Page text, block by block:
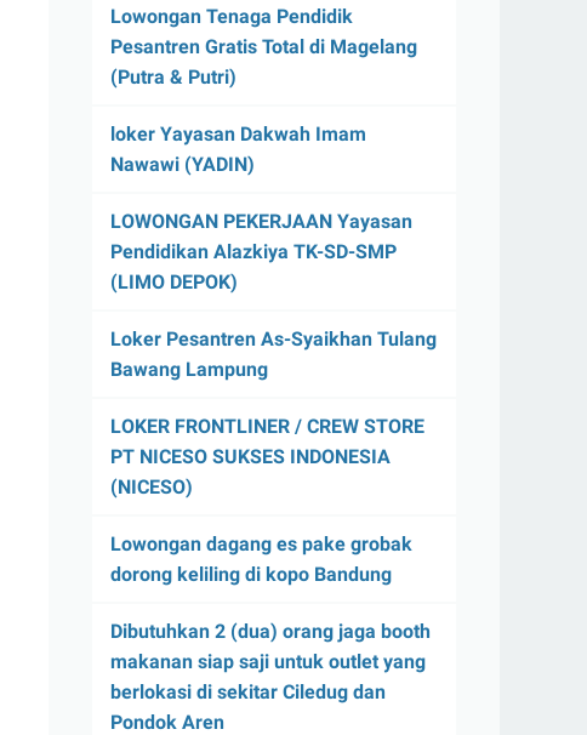
Lowongan Tenaga Pendidik
Pesantren Gratis Total di Magelang
(Putra & Putri)
loker Yayasan Dakwah Imam
Nawawi (YADIN)
LOWONGAN PEKERJAAN Yayasan
Pendidikan Alazkiya TK-SD-SMP
(LIMO DEPOK)
Loker Pesantren As-Syaikhan Tulang
Bawang Lampung
LOKER FRONTLINER / CREW STORE
PT NICESO SUKSES INDONESIA
(NICESO)
Lowongan dagang es pake grobak
dorong keliling di kopo Bandung
Dibutuhkan 2 (dua) orang jaga booth
makanan siap saji untuk outlet yang
berlokasi di sekitar Ciledug dan
Pondok Aren